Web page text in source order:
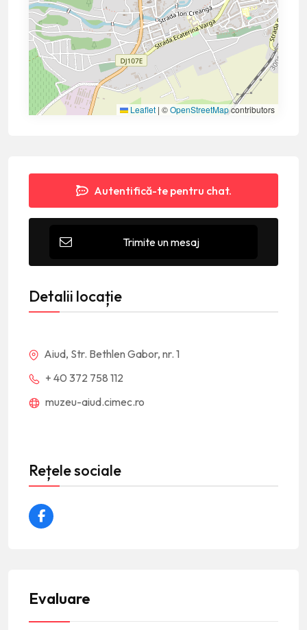
Leaflet | ©OpenStreetMapcontributors
Autentifică-te pentru chat.
Trimite un mesaj
Detalii locație
Aiud, Str. Bethlen Gabor, nr. 1
+ 40 372 758 112
muzeu-aiud.cimec.ro
Rețele sociale
Evaluare